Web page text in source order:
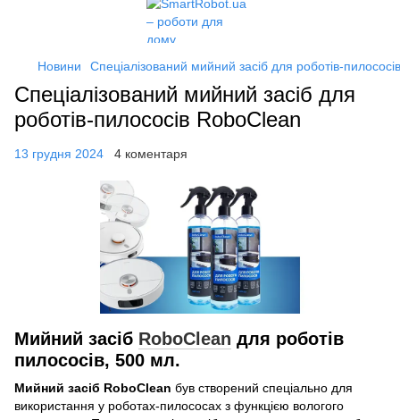
Новини Спеціалізований мийний засіб для роботів-
Спеціалізований мийний засіб для
роботів-пилососів RoboClean
13 грудня 2024 4 коментаря
Мийний засіб RoboClean для роботів
пилососів, 500 мл.
Мийний засіб RoboClean був створений спеціально для
використання у роботах-пилососах з функцією вологого